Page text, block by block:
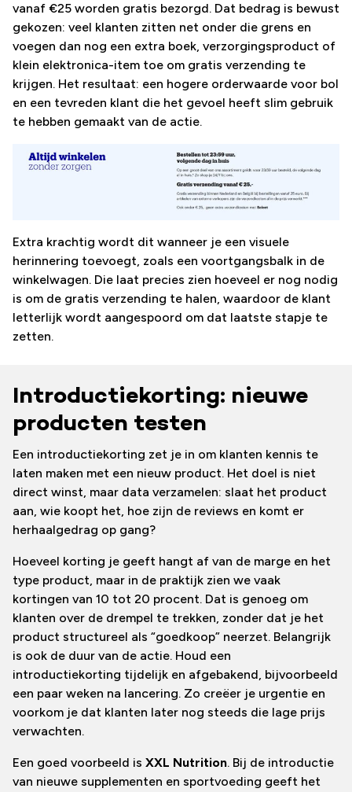
vanaf €25 worden gratis bezorgd. Dat bedrag is bewust
gekozen: veel klanten zitten net onder die grens en
voegen dan nog een extra boek, verzorgingsproduct of
klein elektronica-item toe om gratis verzending te
krijgen. Het resultaat: een hogere orderwaarde voor bol
en een tevreden klant die het gevoel heeft slim gebruik
te hebben gemaakt van de actie.
Extra krachtig wordt dit wanneer je een visuele
herinnering toevoegt, zoals een voortgangsbalk in de
winkelwagen. Die laat precies zien hoeveel er nog nodig
is om de gratis verzending te halen, waardoor de klant
letterlijk wordt aangespoord om dat laatste stapje te
zetten.
Introductiekorting: nieuwe
producten testen
Een introductiekorting zet je in om klanten kennis te
laten maken met een nieuw product. Het doel is niet
direct winst, maar data verzamelen: slaat het product
aan, wie koopt het, hoe zijn de reviews en komt er
herhaalgedrag op gang?
Hoeveel korting je geeft hangt af van de marge en het
type product, maar in de praktijk zien we vaak
kortingen van 10 tot 20 procent. Dat is genoeg om
klanten over de drempel te trekken, zonder dat je het
product structureel als “goedkoop” neerzet. Belangrijk
is ook de duur van de actie. Houd een
introductiekorting tijdelijk en afgebakend, bijvoorbeeld
een paar weken na lancering. Zo creëer je urgentie en
voorkom je dat klanten later nog steeds die lage prijs
verwachten.
Een goed voorbeeld is XXL Nutrition. Bij de introductie
van nieuwe supplementen en sportvoeding geeft het